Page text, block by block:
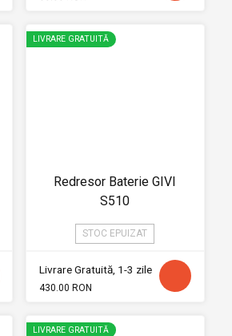
LIVRARE GRATUITĂ
Redresor Baterie GIVI
S510
STOC EPUIZAT
Livrare Gratuită, 1-3 zile
430.00 RON
LIVRARE GRATUITĂ